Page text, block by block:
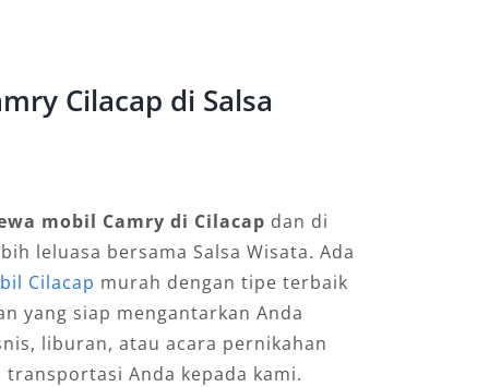
Cilacap di Salsa
mobil Camry di Cilacap dan di
leluasa bersama Salsa Wisata. Ada
Cilacap murah dengan tipe terbaik
yang siap mengantarkan Anda
liburan, atau acara pernikahan
Anda kepada kami.